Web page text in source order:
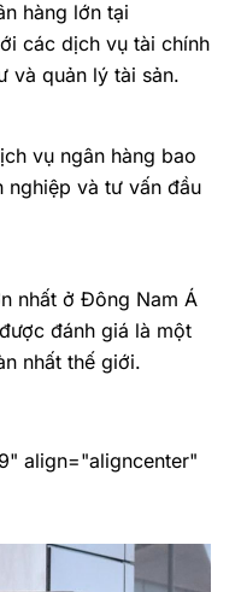
hàng lớn tại
các dịch vụ tài chính
và quản lý tài sản.
vụ ngân hàng bao
nghiệp và tư vấn đầu
nhất ở Đông Nam Á
đánh giá là một
nhất thế giới.
align="aligncenter"